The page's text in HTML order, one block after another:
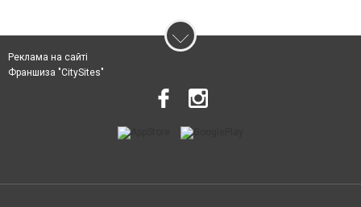
Реклама на сайті
Франшиза "CitySites"